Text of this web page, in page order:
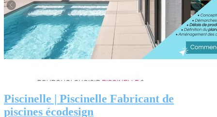
Piscinelle | Piscinelle Fabricant de
piscines écodesign